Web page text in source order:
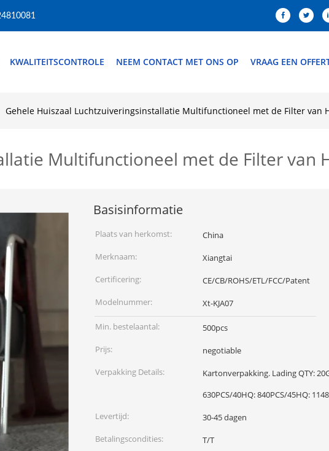
KWALITEITSCONTROLE NEEM CONTACT MET ONS OP VRAAG EEN
Gehele Huiszaal Luchtzuiveringsinstallatie Multifunctioneel met de Filter van
Multifunctioneel met de Filter van
Basisinformatie
Plaats van herkomst:
China
Merknaam:
Xiangtai
Certificering:
CE/CB/ROHS/ETL/FCC/Patent
Modelnummer:
Xt-KJA07
Min. bestelaantal:
500pcs
Prijs:
negotiable
Verpakking Details:
Kartonverpakking. Lading QTY: 20GP: 306PCS/40GP:
630PCS/40HQ: 840PCS/45HQ:
Levertijd:
30-45 dagen
Betalingscondities:
T/T